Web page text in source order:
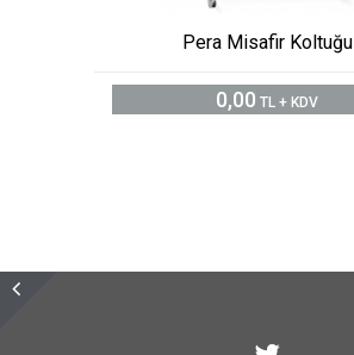
Pera Misafir Koltuğu
0,00 TL + KDV